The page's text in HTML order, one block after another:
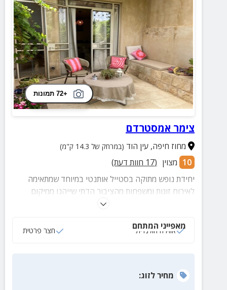
+72 תמונות
צימר אמסטרדם
מחוז חיפה,עין הוד (במרחק של 14.3 ק"מ)
10 מצוין (
17 חוות דעת)
יחידת נופש מתוקה בסטייל אותנטי במיוחד שמתאימה
לאירוח זוגות ומשפחות מהציבור הדתי שייהנו ממיקום
נהדר בסמטה שקטה שבמרחק הליכה מממגוון אטרקציות
מאפייני המתחם
אווירה הולנדית חצר פרטית
מחירלזוג: